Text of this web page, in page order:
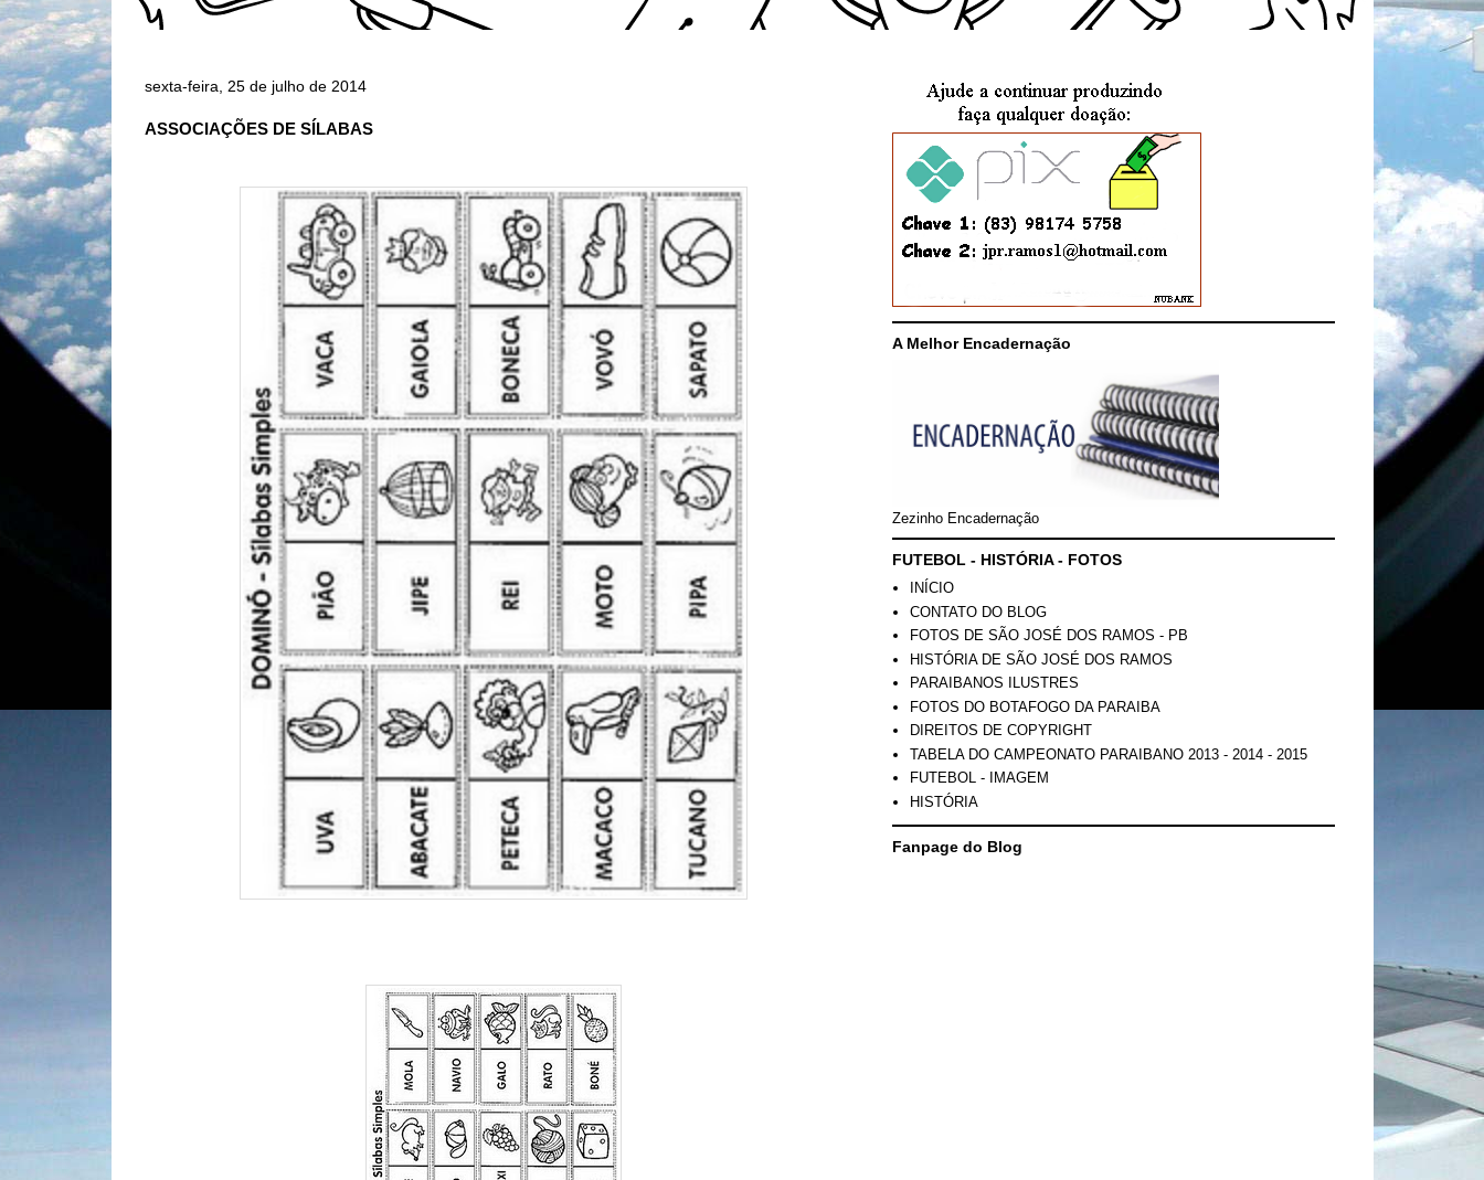
sexta-feira, 25 de julho de 2014
ASSOCIAÇÕES DE SÍLABAS
A Melhor Encadernação
Zezinho Encadernação
FUTEBOL - HISTÓRIA - FOTOS
INÍCIO
CONTATO DO BLOG
FOTOS DE SÃO JOSÉ DOS RAMOS - PB
HISTÓRIA DE SÃO JOSÉ DOS RAMOS
PARAIBANOS ILUSTRES
FOTOS DO BOTAFOGO DA PARAIBA
DIREITOS DE COPYRIGHT
TABELA DO CAMPEONATO PARAIBANO 2013 - 2014 - 2015
FUTEBOL - IMAGEM
HISTÓRIA
Fanpage do Blog